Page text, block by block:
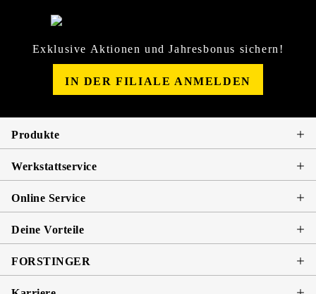
Exklusive Aktionen und Jahresbonus sichern!
IN DER FILIALE ANMELDEN
Produkte
Werkstattservice
Online Service
Deine Vorteile
FORSTINGER